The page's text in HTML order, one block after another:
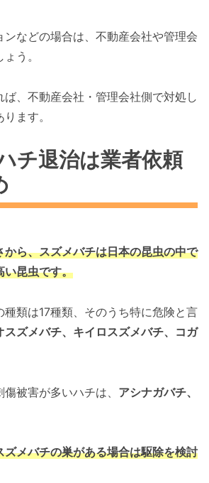
ンなどの場合は、不動産会社や管理会
う。
、不動産会社・管理会社側で対処し
ます。
チ退治は業者依頼
から、スズメバチは日本の昆虫の中で
い昆虫です。
種類は17種類、そのうち特に危険と言
スズメバチ、キイロスズメバチ、コガ
被害が多いハチは、 アシナガバチ、
ズメバチの巣がある場合は駆除を検討